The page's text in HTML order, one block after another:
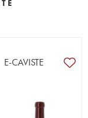
E-CAVISTE